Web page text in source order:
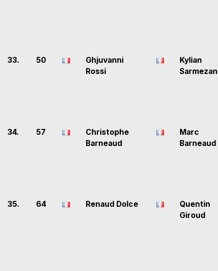
33. 50
Ghjuvanni
Rossi
Kylian
Sarmezan
34. 57
Christophe
Barneaud
Marc
Barneaud
35. 64 Renaud Dolce
Quentin
Giroud